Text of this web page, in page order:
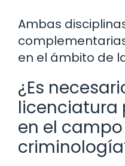
Ambas
en el ámbito de
¿Es
licenciatura
en el